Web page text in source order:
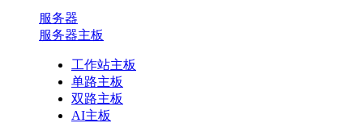
服务器
服务器主板
工作站主板
单路主板
双路主板
AI主板